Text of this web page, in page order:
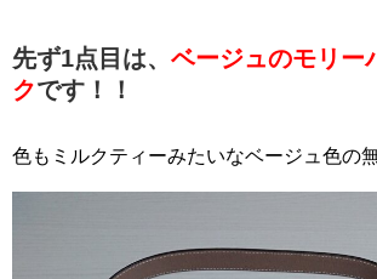
先ず1点目は、 ベージュのモリー
クです！！
色もミルクティーみたいなベージュ色の